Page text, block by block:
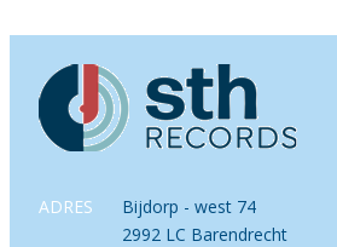
ADRES
Bijdorp - west 74
2992 LC Barendrecht